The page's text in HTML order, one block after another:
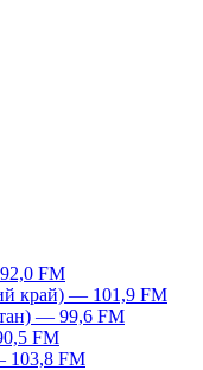
FM
край) — 101,9 FM
— 99,6 FM
FM
103,8 FM